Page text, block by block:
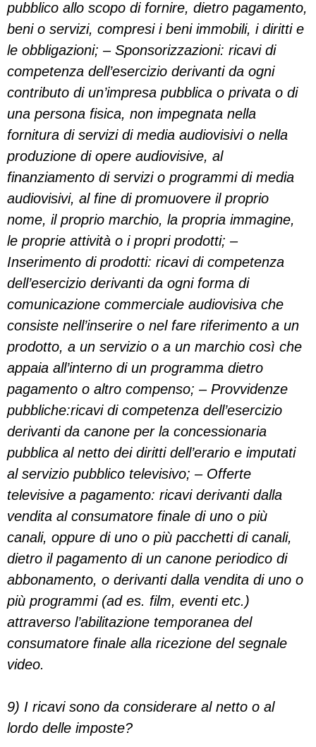
pubblico allo scopo di fornire, dietro pagamento,
beni o servizi, compresi i beni immobili, i diritti e
le obbligazioni; – Sponsorizzazioni: ricavi di
competenza dell’esercizio derivanti da ogni
contributo di un’impresa pubblica o privata o di
una persona fisica, non impegnata nella
fornitura di servizi di media audiovisivi o nella
produzione di opere audiovisive, al
finanziamento di servizi o programmi di media
audiovisivi, al fine di promuovere il proprio
nome, il proprio marchio, la propria immagine,
le proprie attività o i propri prodotti; –
Inserimento di prodotti: ricavi di competenza
dell’esercizio derivanti da ogni forma di
comunicazione commerciale audiovisiva che
consiste nell’inserire o nel fare riferimento a un
prodotto, a un servizio o a un marchio così che
appaia all’interno di un programma dietro
pagamento o altro compenso; – Provvidenze
pubbliche:ricavi di competenza dell’esercizio
derivanti da canone per la concessionaria
pubblica al netto dei diritti dell’erario e imputati
al servizio pubblico televisivo; – Offerte
televisive a pagamento: ricavi derivanti dalla
vendita al consumatore finale di uno o più
canali, oppure di uno o più pacchetti di canali,
dietro il pagamento di un canone periodico di
abbonamento, o derivanti dalla vendita di uno o
più programmi (ad es. film, eventi etc.)
attraverso l’abilitazione temporanea del
consumatore finale alla ricezione del segnale
video.
9) I ricavi sono da considerare al netto o al
lordo delle imposte?